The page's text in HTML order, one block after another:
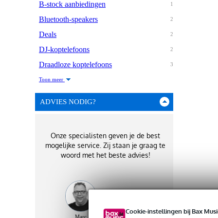
Cookie-instellingen bij Bax
1
B-stock aanbiedingen
2
Bluetooth-speakers
2
Deals
2
DJ-koptelefoons
3
Draadloze koptelefoons
Toon meer
ADVIES NODIG?
Onze specialisten geven je de best
mogelijke service. Zij staan je graag te
woord met het beste advies!
Marc